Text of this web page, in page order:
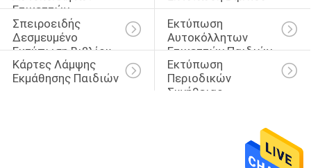
Ετικεττών
Σπειροειδής
Δεσμευμένο
Εκτύπωση Βιβλίου
Εκτύπωση
Αυτοκόλλητων
Ετικεττών Παιδιών
Κάρτες Λάμψης
Εκμάθησης Παιδιών
Εκτύπωση
Περιοδικών
Συνήθειας